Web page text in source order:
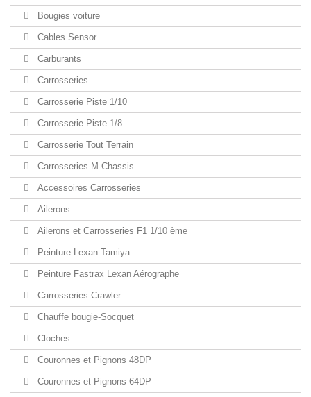
Bougies voiture
Cables Sensor
Carburants
Carrosseries
Carrosserie Piste 1/10
Carrosserie Piste 1/8
Carrosserie Tout Terrain
Carrosseries M-Chassis
Accessoires Carrosseries
Ailerons
Ailerons et Carrosseries F1 1/10 ème
Peinture Lexan Tamiya
Peinture Fastrax Lexan Aérographe
Carrosseries Crawler
Chauffe bougie-Socquet
Cloches
Couronnes et Pignons 48DP
Couronnes et Pignons 64DP